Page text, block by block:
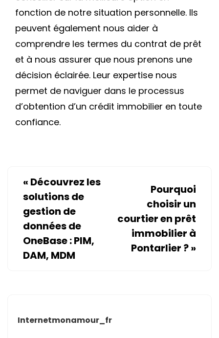
fonction de notre situation personnelle. Ils
peuvent également nous aider à
comprendre les termes du contrat de prêt
et à nous assurer que nous prenons une
décision éclairée. Leur expertise nous
permet de naviguer dans le processus
d’obtention d’un crédit immobilier en toute
confiance.
« Découvrez les
solutions de
gestion de
données de
OneBase : PIM,
DAM, MDM
Pourquoi
choisir un
courtier en prêt
immobilier à
Pontarlier ?»
Internetmonamour_fr